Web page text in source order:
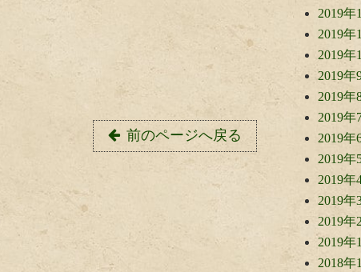
前のページへ戻る
2019年
2019年
2019年
2019年
2019年
2019年
2019年
2019年
2019年
2019年
2019年
2019年
2018年